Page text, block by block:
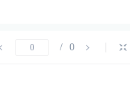
/ 0